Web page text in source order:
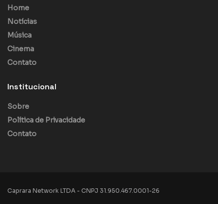
Home
Notícias
Música
Cinema
Contato
Institucional
Sobre
Política de Privacidade
Contato
Caprara Network LTDA - CNPJ 31.950.467.0001-26